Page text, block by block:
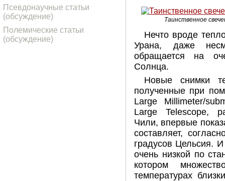
Таинственное
Нечто вроде
Урана, даже
обращается на
Солнца.
Новые снимки
полученные при
Large Millimeter/
Large Telescope,
Чили, впервые
составляет,
градусов Цельсия.
очень низкой по
котором
температурах
Псевдонаучные статьи
(обсуждение)
Полемические статьи
(обсуждение)